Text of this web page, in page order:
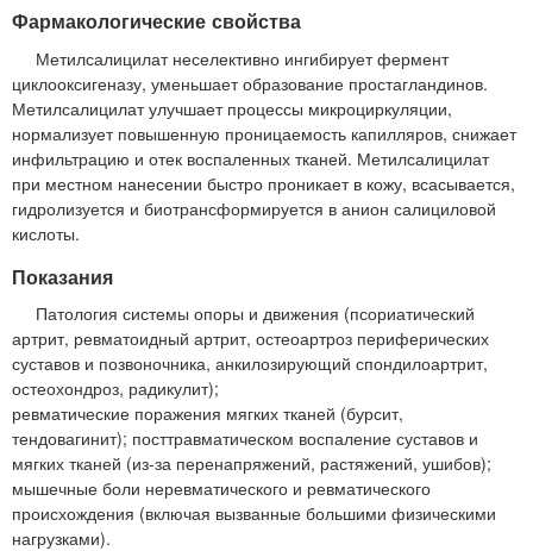
Фармакологические свойства
Метилсалицилат неселективно ингибирует фермент
циклооксигеназу, уменьшает образование простагландинов.
Метилсалицилат улучшает процессы микроциркуляции,
нормализует повышенную проницаемость капилляров, снижает
инфильтрацию и отек воспаленных тканей. Метилсалицилат
при местном нанесении быстро проникает в кожу, всасывается,
гидролизуется и биотрансформируется в анион салициловой
кислоты.
Показания
Патология системы опоры и движения (псориатический
артрит, ревматоидный артрит, остеоартроз периферических
суставов и позвоночника, анкилозирующий спондилоартрит,
остеохондроз, радикулит);
ревматические поражения мягких тканей (бурсит,
тендовагинит); посттравматическом воспаление суставов и
мягких тканей (из-за перенапряжений, растяжений, ушибов);
мышечные боли неревматического и ревматического
происхождения (включая вызванные большими физическими
нагрузками).